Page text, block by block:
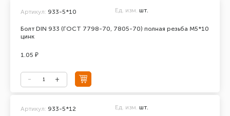
Болт DIN 933 (ГОСТ 7798-70, 7805-70) полная резьба М5*10
цинк
Артикул: 933-5*10 Ед. изм. шт.
1.05 ₽
Артикул: 933-5*12 Ед. изм. шт.